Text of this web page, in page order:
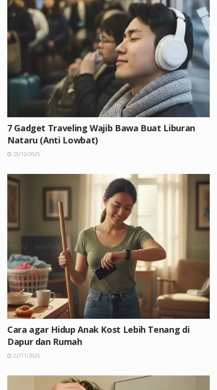
7 Gadget Traveling Wajib Bawa Buat Liburan
Nataru (Anti Lowbat)
25/12/2025
Cara agar Hidup Anak Kost Lebih Tenang di
Dapur dan Rumah
22/11/2025